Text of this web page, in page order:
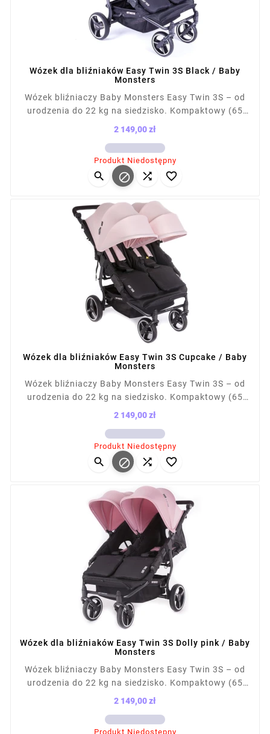
Wózek dla bliźniaków Easy Twin 3S Black / Baby
Monsters
Wózek bliźniaczy Baby Monsters Easy Twin 3S – od
urodzenia do 22 kg na siedzisko. Kompaktowy (65
cm szer.), łatwy do prowadzenia, mieści się w
drzwiach i windach. Składany na płasko, z kołami
terenowymi i amortyzacją. Kompatybilny z fotelikami
(ponad 12 konfiguracji). Waga z siedziskiem: 13,1 kg,
po złożeniu: 87×65×28 cm.
2 149,00 zł
Produkt Niedostępny
   
Wózek dla bliźniaków Easy Twin 3S Cupcake / Baby
Monsters
Wózek bliźniaczy Baby Monsters Easy Twin 3S – od
urodzenia do 22 kg na siedzisko. Kompaktowy (65
cm szer.), łatwy do prowadzenia, mieści się w
terenowymi i amortyzacją. Kompatybilny z fotelikami
(ponad 12 konfiguracji). Waga z siedziskiem: 13,1 kg,
po złożeniu: 87×65×28 cm.
2 149,00 zł
Produkt Niedostępny
   
Wózek dla bliźniaków Easy Twin 3S Dolly pink / Baby
Monsters
Wózek bliźniaczy Baby Monsters Easy Twin 3S – od
urodzenia do 22 kg na siedzisko. Kompaktowy (65
cm szer.), łatwy do prowadzenia, mieści się w
terenowymi i amortyzacją. Kompatybilny z fotelikami
2 149,00 zł
Produkt Niedostępny